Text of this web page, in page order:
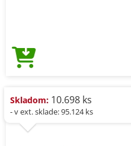
Skladom: 10.698 ks
- v ext. sklade: 95.124 ks